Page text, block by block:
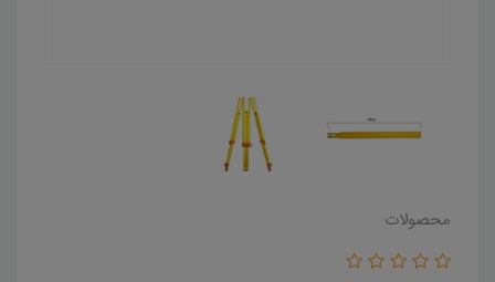
محصولات